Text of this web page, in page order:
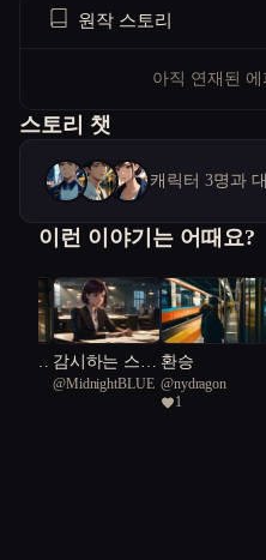
원작 스토리
아직 연재된
스토리 챗
캐릭터 3명과
이런 이야기는 어때요?
엮인 감시하는 스파
이 지켜야 하
@MidnightBLUE
환승
@nydragon
1